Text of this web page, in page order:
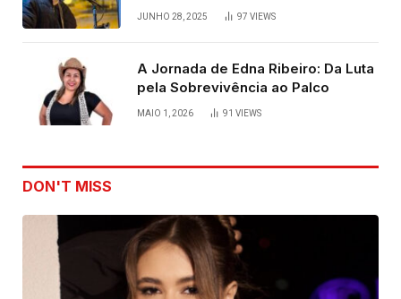
JUNHO 28, 2025 97 VIEWS
A Jornada de Edna Ribeiro: Da Luta
pela Sobrevivência ao Palco
MAIO 1, 2026 91 VIEWS
DON'T MISS